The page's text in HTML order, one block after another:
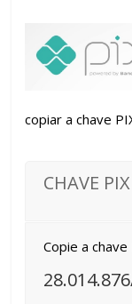
copiar a chave
CHAVE PIX
Copie a chave